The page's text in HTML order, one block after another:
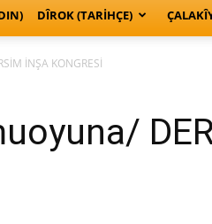
DÎROK (TARİHÇE)
İNŞA KONGRESİ